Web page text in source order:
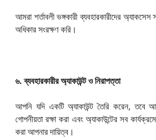
আমরা শর্তাবলী ভঙ্গকারী ব্যবহারকারীদের অ্যাকসেস
অধিকার সংরক্ষণ করি।
৬. ব্যবহারকারীর অ্যাকাউন্ট ও নিরাপত্তা
আপনি যদি একটি অ্যাকাউন্ট তৈরি করেন, তবে
গোপনীয়তা রক্ষা করা এবং অ্যাকাউন্টের সব
করা আপনার দায়িত্ব।